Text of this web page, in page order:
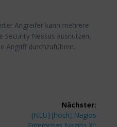
Angreifer kann mehrere
Security Nessus ausnutzen,
Angriff durchzuführen.
Nächster:
Nächster
Beitrag:
[NEU] [hoch] Nagios